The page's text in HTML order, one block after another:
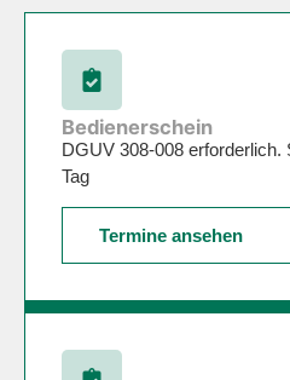
Bedienerschein
DGUV 308-008 erforderlich.
Tag
Termine ansehen